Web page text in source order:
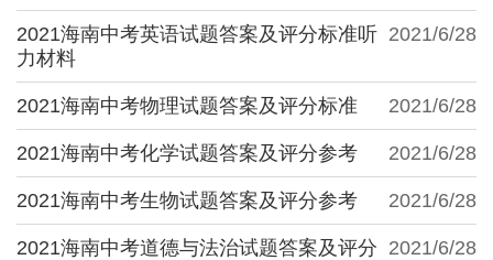
2021/6/28
2021海南中考英语试题答案及评分标准听
力材料
2021/6/28
2021海南中考物理试题答案及评分标准
2021/6/28
2021海南中考化学试题答案及评分参考
2021/6/28
2021海南中考生物试题答案及评分参考
2021/6/28
2021海南中考道德与法治试题答案及评分